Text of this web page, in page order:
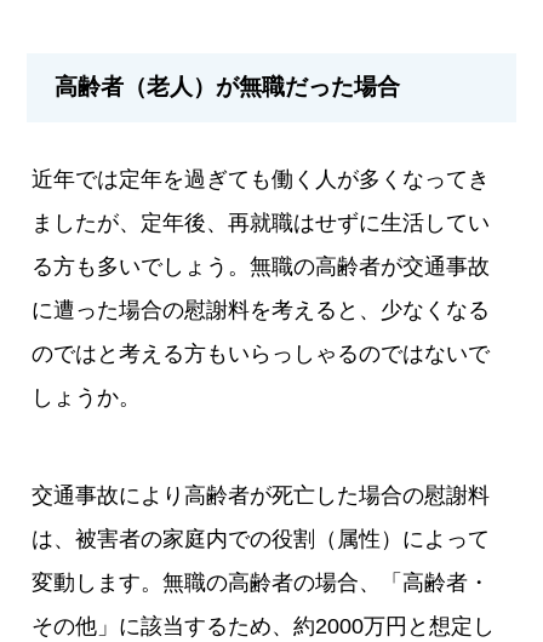
高齢者（老人）が無職だった場合
近年では定年を過ぎても働く人が多くなってき
ましたが、定年後、再就職はせずに生活してい
る方も多いでしょう。無職の高齢者が交通事故
に遭った場合の慰謝料を考えると、少なくなる
のではと考える方もいらっしゃるのではないで
しょうか。
交通事故により高齢者が死亡した場合の慰謝料
は、被害者の家庭内での役割（属性）によって
変動します。無職の高齢者の場合、「高齢者・
その他」に該当するため、約2000万円と想定し